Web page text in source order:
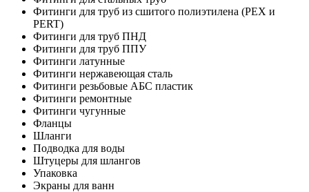
Фитинги для труб из сшитого полиэтилена (PEX и
PERT)
Фитинги для труб ПНД
Фитинги для труб ППУ
Фитинги латунные
Фитинги нержавеющая сталь
Фитинги резьбовые АБС пластик
Фитинги ремонтные
Фитинги чугунные
Фланцы
Шланги
Подводка для воды
Штуцеры для шлангов
Упаковка
Экраны для ванн